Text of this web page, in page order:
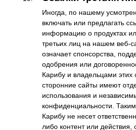
Иногда, по нашему
включать или предлагать
информацию о продуктах
третьих лиц на нашем веб-
означает спонсорства,
одобрения или
Карибу и владельцами этих
сторонние сайты имеют
использования и
конфиденциальности.
Карибу не несет
либо контент или